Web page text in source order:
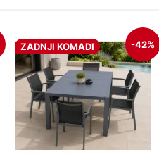
ZADNJI KOMADI -42%